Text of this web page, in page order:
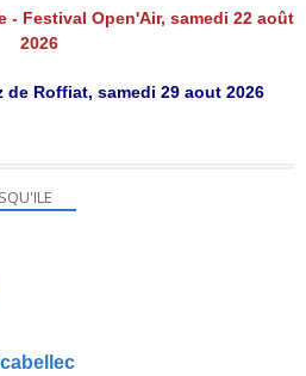
- Festival Open'Air, samedi 22 août
2026
de Roffiat, samedi 29 aout 2026